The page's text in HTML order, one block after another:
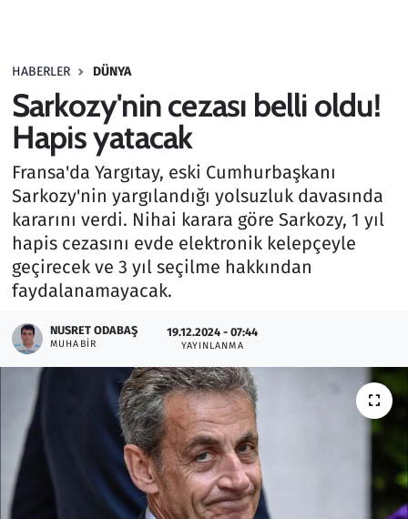
HABERLER DÜNYA
Sarkozy'nin cezası belli oldu!
Hapis yatacak
Fransa'da Yargıtay, eski Cumhurbaşkanı
Sarkozy'nin yargılandığı yolsuzluk davasında
kararını verdi. Nihai karara göre Sarkozy, 1 yıl
hapis cezasını evde elektronik kelepçeyle
geçirecek ve 3 yıl seçilme hakkından
faydalanamayacak.
NUSRET ODABAŞ
MUHABIR
19.12.2024 - 07:44
YAYINLANMA
Haber
Kültür Sanat
Kurumsal Haberler
Lezzet Durağı
Memur ve Kamu
Ramazan
Resmi İlanlar
Rüya Tabirleri